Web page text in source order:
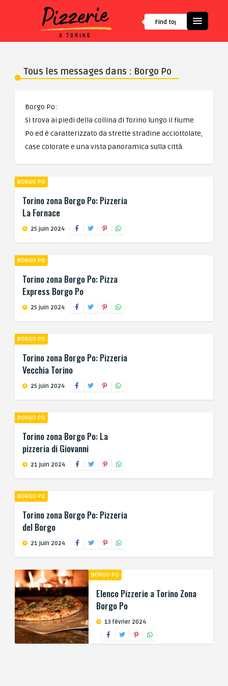
Tous les messages dans : Borgo Po
Borgo Po:
Si trova ai piedi della collina di Torino lungo il fiume
Po ed è caratterizzato da strette stradine acciottolate,
case colorate e una vista panoramica sulla città.
BORGO PO
Torino zona Borgo Po: Pizzeria
La Fornace
25 juin 2024
BORGO PO
Torino zona Borgo Po: Pizza
Express Borgo Po
25 juin 2024
BORGO PO
Torino zona Borgo Po: Pizzeria
Vecchia Torino
25 juin 2024
BORGO PO
Torino zona Borgo Po: La
pizzeria di Giovanni
21 juin 2024
BORGO PO
Torino zona Borgo Po: Pizzeria
del Borgo
21 juin 2024
BORGO PO
Elenco Pizzerie a Torino Zona
Borgo Po
13 février 2024